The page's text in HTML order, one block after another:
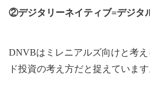
②デジタリーネイティブ=デジタ
DNVBはミレニアルズ向けと考
ド投資の考え方だと捉えています